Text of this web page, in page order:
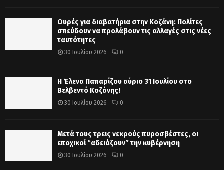
Ουρές για διαβατήρια στην Κοζάνη: Πολίτες
σπεύδουν να προλάβουν τις αλλαγές στις νέες
ταυτότητες
30 Ιουλίου 2026 0
Η Έλενα Παπαρίζου αύριο 31 Ιουλίου στο
Βελβεντό Κοζάνης!
30 Ιουλίου 2026 0
Μετά τους τρεις νεκρούς πυροσβέστες, οι
εποχικοί “αδειάζουν” την κυβέρνηση
30 Ιουλίου 2026 0